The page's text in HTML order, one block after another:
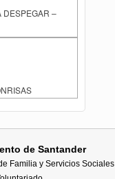
DESPEGAR –
de Santander
Familia y Servicios Sociales